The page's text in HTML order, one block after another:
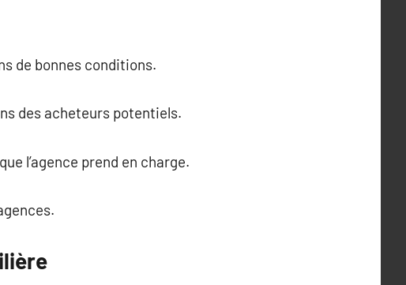
de bonnes conditions.
des acheteurs potentiels.
l’agence prend en charge.